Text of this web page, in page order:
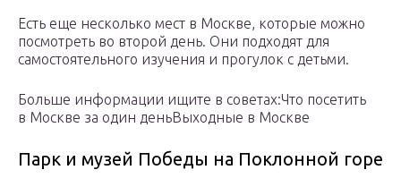
Есть еще несколько мест в Москве, которые можно
посмотреть во второй день. Они подходят для
самостоятельного изучения и прогулок с детьми.
Больше информации ищите в советах:Что посетить
в Москве за один деньВыходные в Москве
Парк и музей Победы на Поклонной горе